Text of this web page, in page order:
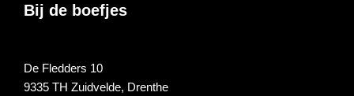
Bij de boefjes
De Fledders 10
9335 TH Zuidvelde, Drenthe